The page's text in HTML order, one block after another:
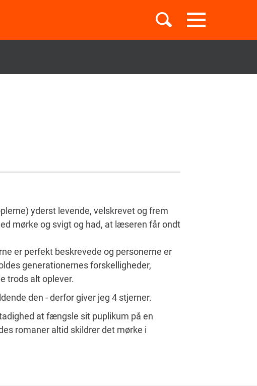
Toggle
navigation
Børnebøger
yderst levende, velskrevet og frem
mørke og svigt og had, at læseren får ondt
er perfekt beskrevede og personerne er
generationernes forskelligheder,
trods alt oplever.
den - derfor giver jeg 4 stjerner.
at fængsle sit puplikum på en
romaner altid skildrer det mørke i